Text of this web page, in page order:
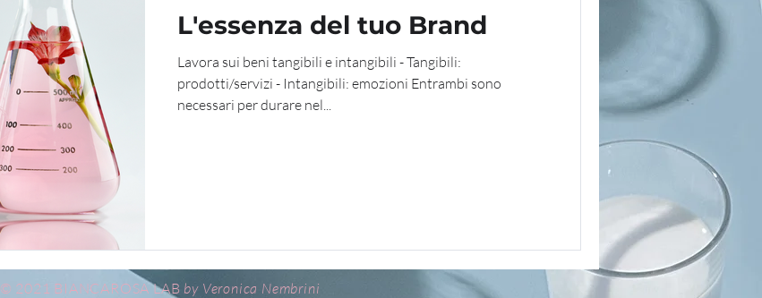
L'essenza del tuo Brand
Lavora sui beni tangibili e intangibili - Tangibili:
prodotti/servizi - Intangibili: emozioni Entrambi sono
necessari per durare nel...
© 2021 BIANCAROSA LAB by Veronica Nembrini